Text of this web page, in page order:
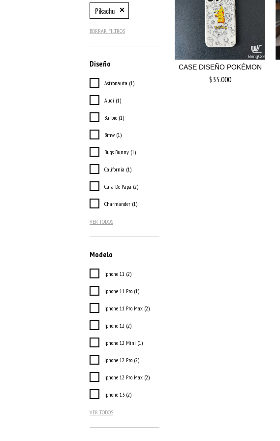
Pikachu
BORRAR FILTROS
Diseño
Astronauta (1)
Audi (1)
Barbie (1)
Bmw (1)
Bugs Bunny (1)
California (1)
Cara De Papa (2)
Charmander (1)
VER TODOS
Modelo
Iphone 11 (2)
Iphone 11 Pro (1)
Iphone 11 Pro Max (2)
Iphone 12 (2)
Iphone 12 Mini (1)
Iphone 12 Pro (2)
Iphone 12 Pro Max (2)
Iphone 13 (2)
VER TODOS
CASE DISEÑO POKÉMON
$35.000